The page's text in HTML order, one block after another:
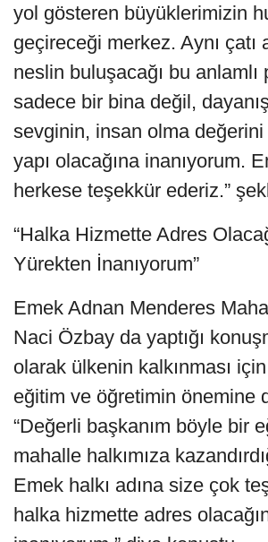
yol gösteren büyüklerimizin
geçireceği merkez. Aynı çatı
neslin buluşacağı bu anlamlı
sadece bir bina değil,
sevginin, insan olma
yapı olacağına inanıyorum.
herkese teşekkür ederiz.”
“Halka Hizmette Adres
Yürekten İnanıyorum”
Emek Adnan Menderes
Naci Özbay da yaptığı
olarak ülkenin kalkınması
eğitim ve öğretimin önemine
“Değerli başkanım böyle bir
mahalle halkımıza
Emek halkı adına size çok
halka hizmette adres